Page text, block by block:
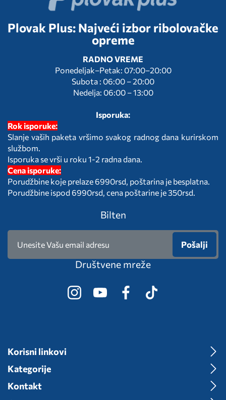
Plovak Plus: Najveći izbor ribolovačke
opreme
RADNO VREME
Ponedeljak–Petak: 07:00–20:00
Subota : 06:00 – 20:00
Nedelja: 06:00 – 13:00
Isporuka:
Rok isporuke:
Slanje vaših paketa vršimo svakog radnog dana kurirskom
službom.
Isporuka se vrši u roku 1-2 radna dana.
Cena isporuke:
Porudžbine koje prelaze 6990rsd, poštarina je besplatna.
Porudžbine ispod 6990rsd, cena poštarine je 350rsd.
Bilten
Pošalji
Društvene mreže
Korisni linkovi
Kategorije
Kontakt